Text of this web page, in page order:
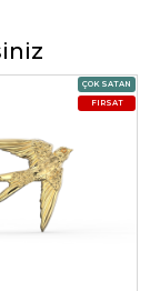
ÇOK SATAN
FIRSAT